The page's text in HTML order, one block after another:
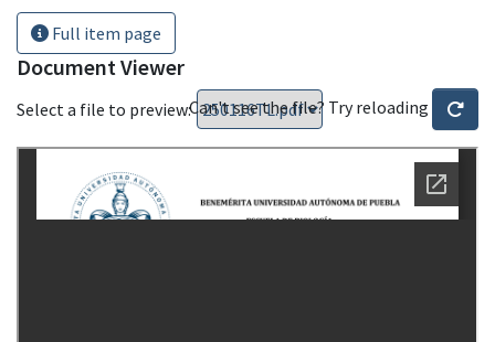
Full item page
Document Viewer
Select a file to preview:Can't see the file? Try reloading